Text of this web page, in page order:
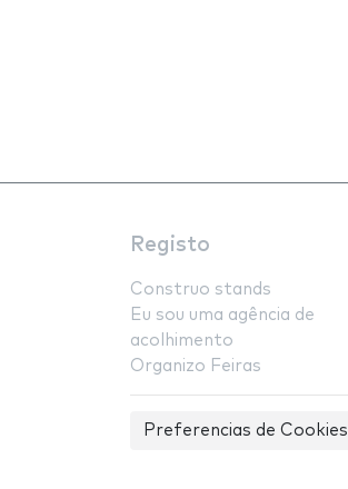
Registo
Construo stands
Eu sou uma agência de
acolhimento
Organizo Feiras
Preferencias de Cookies